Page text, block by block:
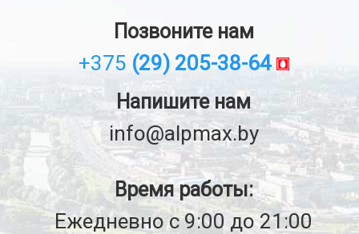
Позвоните нам
+375 (29) 205-38-64
Напишите нам
info@alpmax.by
Время работы:
Ежедневно с 9:00 до 21:00